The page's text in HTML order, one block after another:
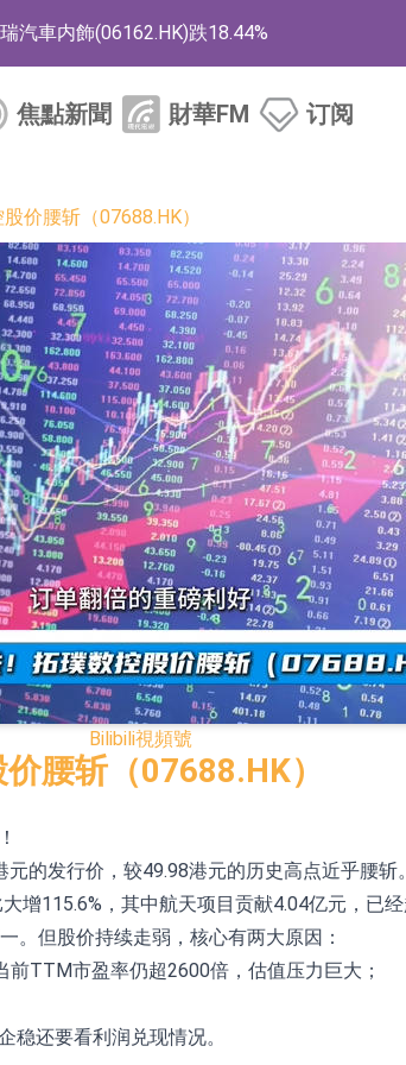
汽車内飾(06162.HK)跌18.44%
，拿森科技(02261.HK)漲+64.11%
施
國產CPU與GPU構建
證
資基金臨時停牌
停牌
福來(08611.HK)跌21.01%
興發展(02286.HK)漲+64.91%
焦點新聞 財華FM 订阅
价腰斩（07688.HK）
Bilibili視頻號
腰斩（07688.HK）
的发行价，较49.98港元的历史高点近乎腰斩
增115.6%，其中航天项目贡献4.04亿元，已
。但股价持续走弱，核心有两大原因：
TTM市盈率仍超2600倍，估值压力巨大；
还要看利润兑现情况。